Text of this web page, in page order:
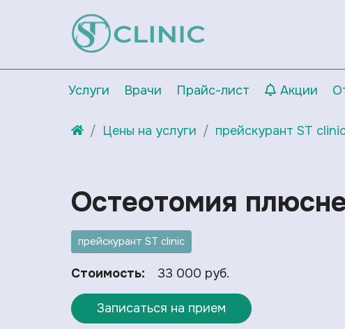
Услуги Врачи Прайс-лист Акции
Цены на услуги прейскурант ST
Остеотомия
прейскурант ST clinic
Стоимость: 33 000 руб.
Записаться на прием